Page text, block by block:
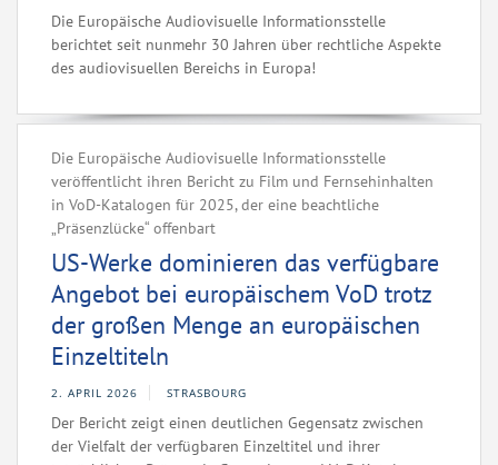
Die Europäische Audiovisuelle Informationsstelle
berichtet seit nunmehr 30 Jahren über rechtliche Aspekte
des audiovisuellen Bereichs in Europa!
Die Europäische Audiovisuelle Informationsstelle
veröffentlicht ihren Bericht zu Film und Fernsehinhalten
in VoD-Katalogen für 2025, der eine beachtliche
„Präsenzlücke“ offenbart
US-Werke dominieren das verfügbare
Angebot bei europäischem VoD trotz
der großen Menge an europäischen
Einzeltiteln
2. APRIL 2026 STRASBOURG
Der Bericht zeigt einen deutlichen Gegensatz zwischen
der Vielfalt der verfügbaren Einzeltitel und ihrer